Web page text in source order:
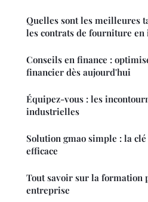
Quelles sont les meilleures
les contrats de fourniture
Conseils en finance :
financier dès aujourd'hui
Équipez-vous : les
industrielles
Solution gmao simple : la
efficace
Tout savoir sur la formation
entreprise